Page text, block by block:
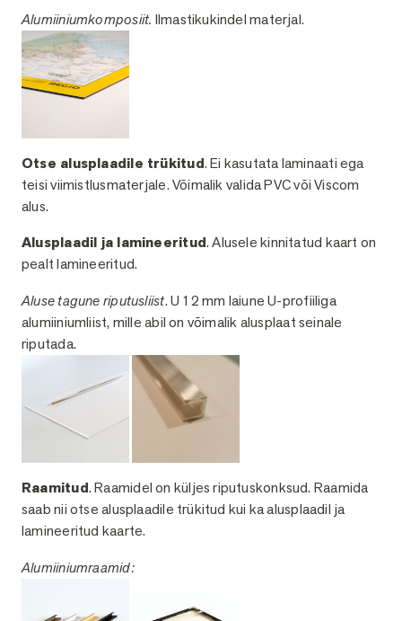
Alumiiniumkomposiit. Ilmastikukindel materjal.
Otse alusplaadile trükitud. Ei kasutata laminaati ega
teisi viimistlusmaterjale. Võimalik valida PVC või Viscom
alus.
Alusplaadil ja lamineeritud. Alusele kinnitatud kaart on
pealt lamineeritud.
Aluse tagune riputusliist. U 12 mm laiune U-profiiliga
alumiiniumliist, mille abil on võimalik alusplaat seinale
riputada.
Raamitud. Raamidel on küljes riputuskonksud. Raamida
saab nii otse alusplaadile trükitud kui ka alusplaadil ja
lamineeritud kaarte.
Alumiiniumraamid: